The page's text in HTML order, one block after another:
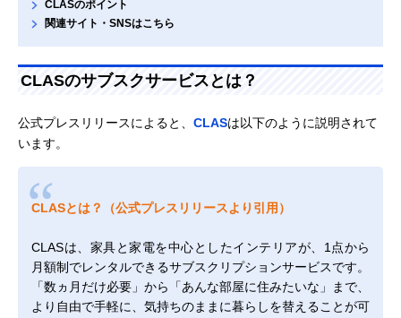
CLASのポイント
関連サイト・SNSはこちら
CLASのサブスクサービスとは？
公式プレスリリースによると、 CLASは以下のように説明されて
います。
CLASとは？（公式プレスリリースより引用）
CLASは、家具と家電を中心としたインテリアが、1点から
月額制でレンタルできるサブスクリプションサービスです。
「数ヵ月だけ必要」から「あんな部屋に住みたいな」まで、
より自由で手軽に、気持ちのままに暮らしを替えることが可